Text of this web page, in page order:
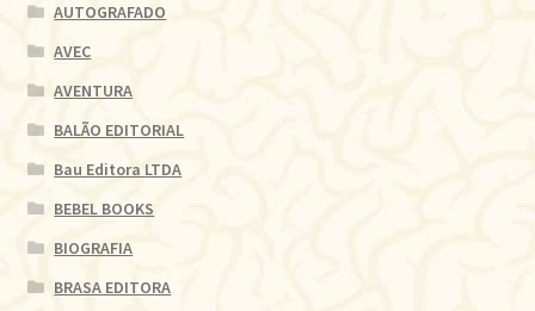
AUTOGRAFADO
AVEC
AVENTURA
BALÃO EDITORIAL
Bau Editora LTDA
BEBEL BOOKS
BIOGRAFIA
BRASA EDITORA